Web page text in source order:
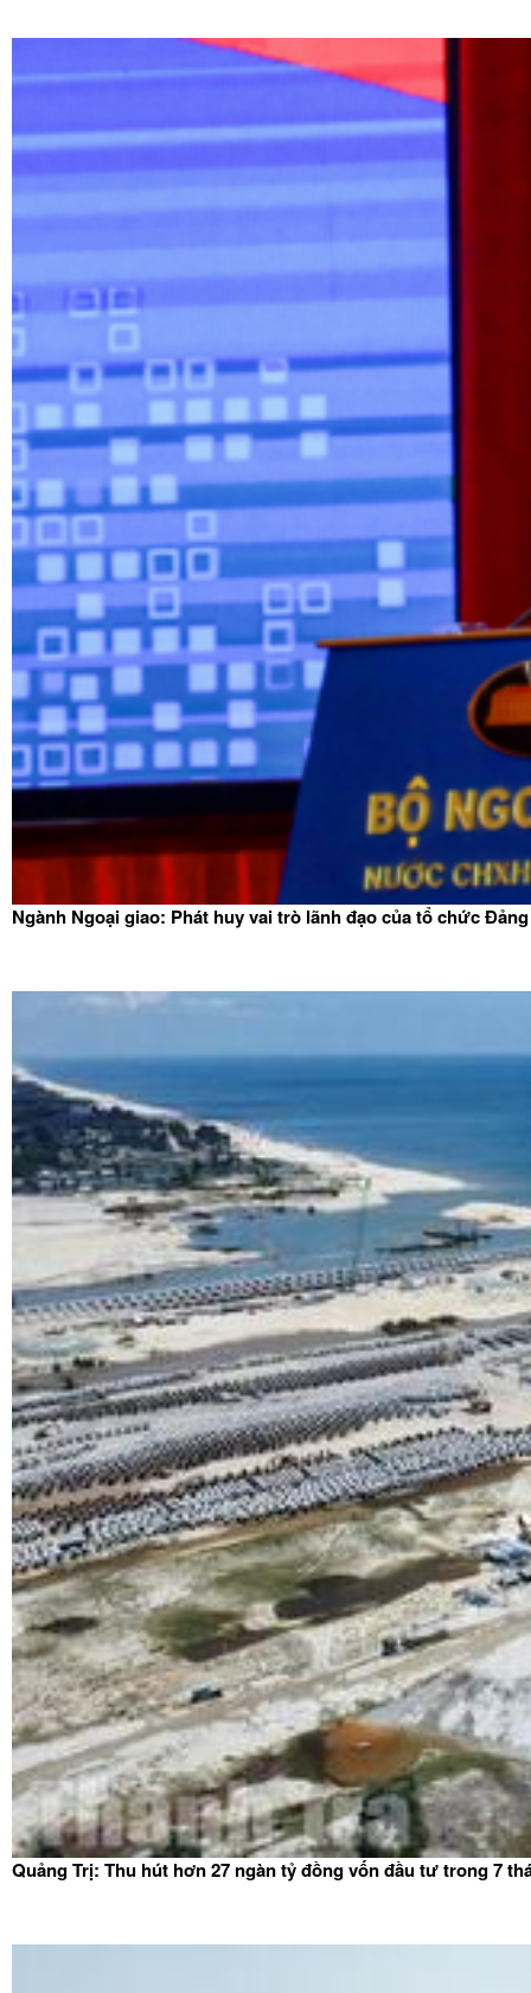
Ngành Ngoại giao: Phát huy vai trò lãnh đạo của tổ chức Đảng
Quảng Trị: Thu hút hơn 27 ngàn tỷ đồng vốn đầu tư trong 7